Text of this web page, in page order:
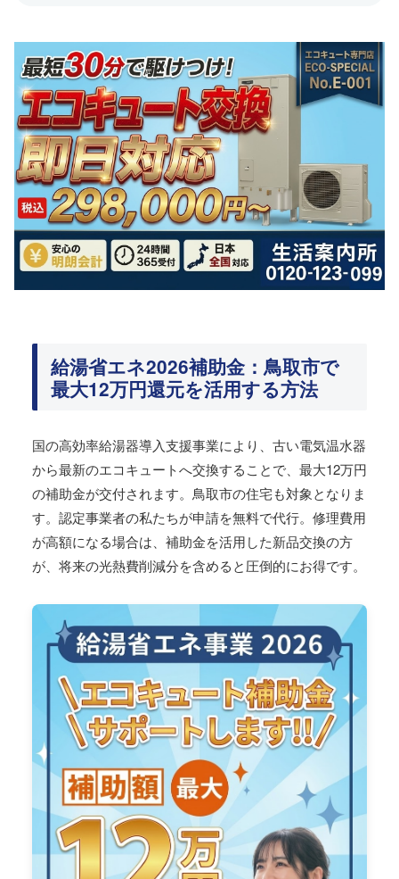
給湯省エネ2026補助金：鳥取市で
最大12万円還元を活用する方法
国の高効率給湯器導入支援事業により、古い電気温水器
から最新のエコキュートへ交換することで、最大12万円
の補助金が交付されます。鳥取市の住宅も対象となりま
す。認定事業者の私たちが申請を無料で代行。修理費用
が高額になる場合は、補助金を活用した新品交換の方
が、将来の光熱費削減分を含めると圧倒的にお得です。